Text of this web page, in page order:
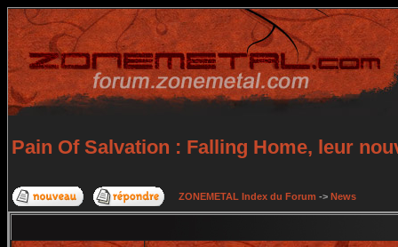
Pain Of Salvation : Falling Home, leur
ZONEMETAL Index du Forum -> News